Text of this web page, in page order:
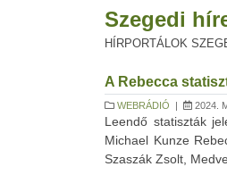
Szegedi
HÍRPORTÁLOK
A Rebecca
WEBRÁDIÓ | 2024.
Leendő statiszták
Michael Kunze
Szaszák Zsolt,